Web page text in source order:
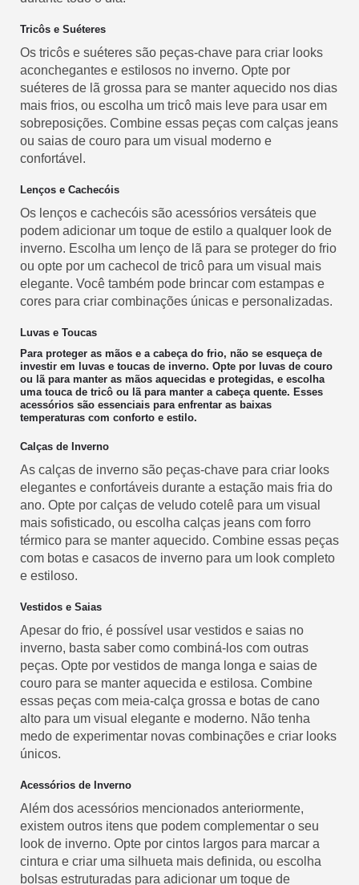
Tricôs e Suéteres
Os tricôs e suéteres são peças-chave para criar looks
aconchegantes e estilosos no inverno. Opte por
suéteres de lã grossa para se manter aquecido nos dias
mais frios, ou escolha um tricô mais leve para usar em
sobreposições. Combine essas peças com calças jeans
ou saias de couro para um visual moderno e
confortável.
Lenços e Cachecóis
Os lenços e cachecóis são acessórios versáteis que
podem adicionar um toque de estilo a qualquer look de
inverno. Escolha um lenço de lã para se proteger do frio
ou opte por um cachecol de tricô para um visual mais
elegante. Você também pode brincar com estampas e
cores para criar combinações únicas e personalizadas.
Luvas e Toucas
Para proteger as mãos e a cabeça do frio, não se esqueça de
investir em luvas e toucas de inverno. Opte por luvas de couro
ou lã para manter as mãos aquecidas e protegidas, e escolha
uma touca de tricô ou lã para manter a cabeça quente. Esses
acessórios são essenciais para enfrentar as baixas
temperaturas com conforto e estilo.
Calças de Inverno
As calças de inverno são peças-chave para criar looks
elegantes e confortáveis durante a estação mais fria do
ano. Opte por calças de veludo cotelê para um visual
mais sofisticado, ou escolha calças jeans com forro
térmico para se manter aquecido. Combine essas peças
com botas e casacos de inverno para um look completo
e estiloso.
Vestidos e Saias
Apesar do frio, é possível usar vestidos e saias no
inverno, basta saber como combiná-los com outras
peças. Opte por vestidos de manga longa e saias de
couro para se manter aquecida e estilosa. Combine
essas peças com meia-calça grossa e botas de cano
alto para um visual elegante e moderno. Não tenha
medo de experimentar novas combinações e criar looks
únicos.
Acessórios de Inverno
Além dos acessórios mencionados anteriormente,
existem outros itens que podem complementar o seu
look de inverno. Opte por cintos largos para marcar a
cintura e criar uma silhueta mais definida, ou escolha
bolsas estruturadas para adicionar um toque de